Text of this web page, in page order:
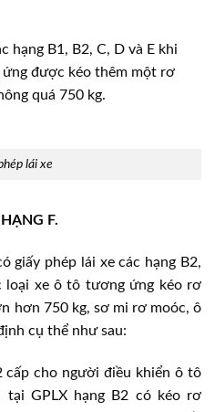
hạng B1, B2, C, D và E khi
được kéo thêm một rơ
quá 750 kg.
lái xe
F.
giấy phép lái xe các hạng B2,
loại xe ô tô tương ứng kéo rơ
hơn 750 kg, sơ mi rơ moóc, ô
cụ thể như sau:
cấp cho người điều khiển ô tô
GPLX hạng B2 có kéo rơ